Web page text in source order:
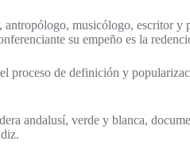
antropólogo, musicólogo, escritor
su empeño es la
proceso de definición y
andalusí, verde y blanca,